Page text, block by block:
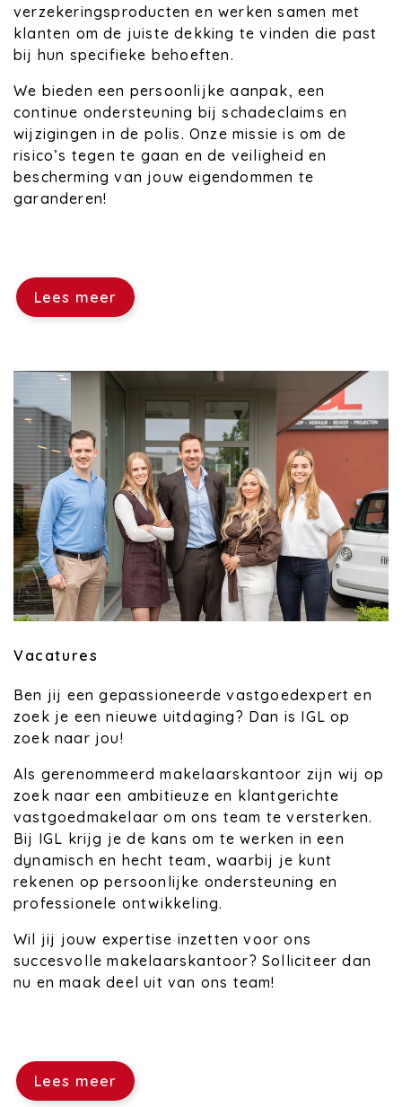
verzekeringsproducten en werken samen met
klanten om de juiste dekking te vinden die past
bij hun specifieke behoeften.
We bieden een persoonlijke aanpak, een
continue ondersteuning bij schadeclaims en
wijzigingen in de polis. Onze missie is om de
risico’s tegen te gaan en de veiligheid en
bescherming van jouw eigendommen te
garanderen!
Lees meer
Vacatures
Ben jij een gepassioneerde vastgoedexpert en
zoek je een nieuwe uitdaging? Dan is IGL op
zoek naar jou!
Als gerenommeerd makelaarskantoor zijn wij op
zoek naar een ambitieuze en klantgerichte
vastgoedmakelaar om ons team te versterken.
Bij IGL krijg je de kans om te werken in een
dynamisch en hecht team, waarbij je kunt
rekenen op persoonlijke ondersteuning en
professionele ontwikkeling.
Wil jij jouw expertise inzetten voor ons
succesvolle makelaarskantoor? Solliciteer dan
nu en maak deel uit van ons team!
Lees meer